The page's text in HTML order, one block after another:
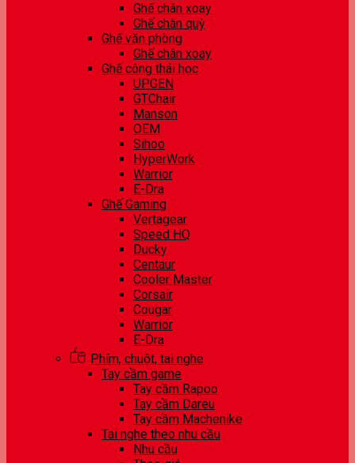
Ghế chân xoay
Ghế chân quỳ
Ghế văn phòng
Ghế chân xoay
Ghế công thái học
UPGEN
GTChair
Manson
OEM
Sihoo
HyperWork
Warrior
E-Dra
Ghế Gaming
Vertagear
Speed HQ
Ducky
Centaur
Cooler Master
Corsair
Cougar
Warrior
E-Dra
Phím, chuột, tai nghe
Tay cầm game
Tay cầm Rapoo
Tay cầm Dareu
Tay cầm Machenike
Tai nghe theo nhu cầu
Nhu cầu